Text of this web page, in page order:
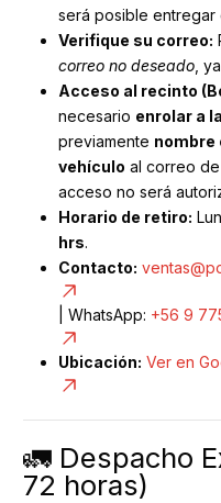
será posible entregar
Verifique su correo:
correo no deseado ,
Acceso al recinto
necesario enrolar a
previamente nombre
vehículo al correo
acceso no será
Horario de retiro:
hrs.
Contacto:
| WhatsApp: +56 9
Ubicación: Ver en
🚛 Despacho
72 horas)